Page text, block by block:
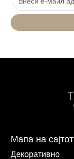
Мапа на сајтот
Декоративно